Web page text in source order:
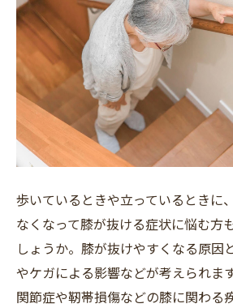
フリーワード
歩いているときや立っているときに
なくなって膝が抜ける症状に悩む方
しょうか。膝が抜けやすくなる原因
やケガによる影響などが考えられま
関節症や靭帯損傷などの膝に関わる